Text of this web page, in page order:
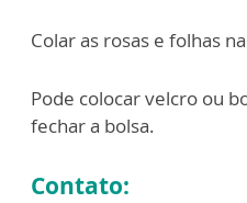
Colar as rosas e folhas
Pode colocar velcro ou
fechar a bolsa.
Contato: